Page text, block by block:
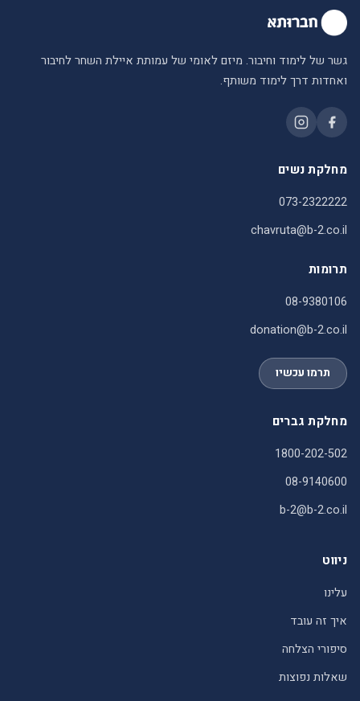
גשר של לימוד וחיבור. מיזם לאומי של עמותת איילת השחר לחיבור
ואחדות דרך לימוד משותף.
מחלקת נשים
073-2322222
chavruta@b-2.co.il
תרומות
08-9380106
donation@b-2.co.il
תרמו עכשיו
מחלקת גברים
1800-202-502
08-9140600
b-2@b-2.co.il
ניווט
עלינו
איך זה עובד
סיפורי הצלחה
שאלות נפוצות